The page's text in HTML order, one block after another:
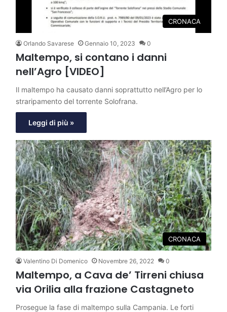
CRONACA
Orlando Savarese Gennaio 10, 2023 0
Maltempo, si contano i danni
nell’Agro [VIDEO]
Il maltempo ha causato danni soprattutto nell’Agro per lo
straripamento del torrente Solofrana.
Leggi di più »
CRONACA
Valentino Di Domenico Novembre 26, 2022 0
Maltempo, a Cava de’ Tirreni chiusa
via Orilia alla frazione Castagneto
Prosegue la fase di maltempo sulla Campania. Le forti